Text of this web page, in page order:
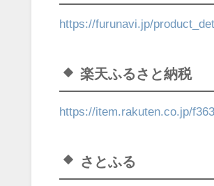
https://furunavi.jp/
楽天ふるさと納税
https://item.rakuten.co.jp/
さとふる